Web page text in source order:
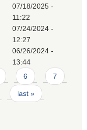
07/18/2025 -
11:22
07/24/2024 -
12:27
06/26/2024 -
13:44
6 7
last »